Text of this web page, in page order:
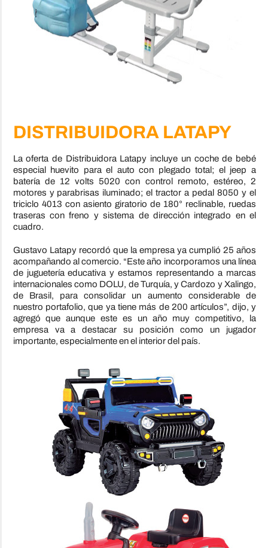
DISTRIBUIDORA LATAPY
La oferta de Distribuidora Latapy incluye un coche de bebé
especial huevito para el auto con plegado total; el jeep a
batería de 12 volts 5020 con control remoto, estéreo, 2
motores y parabrisas iluminado; el tractor a pedal 8050 y el
triciclo 4013 con asiento giratorio de 180° reclinable, ruedas
traseras con freno y sistema de dirección integrado en el
cuadro.
Gustavo Latapy recordó que la empresa ya cumplió 25 años
acompañando al comercio. “Este año incorporamos una línea
de juguetería educativa y estamos representando a marcas
internacionales como DOLU, de Turquía, y Cardozo y Xalingo,
de Brasil, para consolidar un aumento considerable de
nuestro portafolio, que ya tiene más de 200 artículos”, dijo, y
agregó que aunque este es un año muy competitivo, la
empresa va a destacar su posición como un jugador
importante, especialmente en el interior del país.